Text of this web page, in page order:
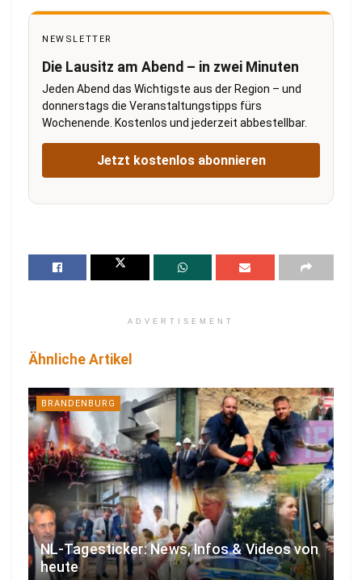
NEWSLETTER
Die Lausitz am Abend – in zwei Minuten
Jeden Abend das Wichtigste aus der Region – und
donnerstags die Veranstaltungstipps fürs
Wochenende. Kostenlos und jederzeit abbestellbar.
Jetzt kostenlos abonnieren
ADVERTISEMENT
Ähnliche Artikel
BRANDENBURG
NL-Tagesticker: News, Infos & Videos von
heute